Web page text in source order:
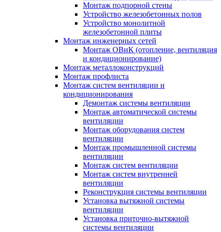
Монтаж подпорной стены
Устройство железобетонных полов
Устройство монолитной
железобетонной плиты
Монтаж инженерных сетей
Монтаж ОВиК (отопление, вентиляция
и кондиционирование)
Монтаж металлоконструкций
Монтаж профлиста
Монтаж систем вентиляции и
кондиционирования
Демонтаж системы вентиляции
Монтаж автоматической системы
вентиляции
Монтаж оборудования систем
вентиляции
Монтаж промышленной системы
вентиляции
Монтаж систем вентиляции
Монтаж систем внутренней
вентиляции
Реконструкция системы вентиляции
Установка вытяжной системы
вентиляции
Установка приточно-вытяжной
системы вентиляции